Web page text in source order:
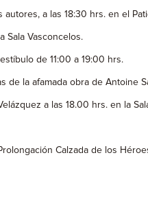
a las 18:30 hrs. en el
Sala Vasconcelos.
de 11:00 a 19:00 hrs.
de la afamada obra de Antoine
a las 18.00 hrs. en la
Calzada de los